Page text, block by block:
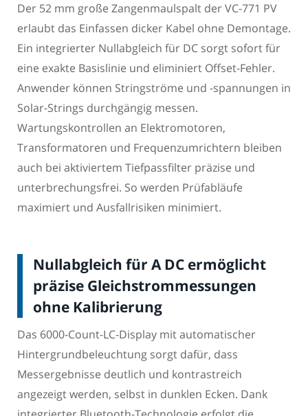
Der 52 mm große Zangenmaulspalt der VC-771 PV
erlaubt das Einfassen dicker Kabel ohne Demontage.
Ein integrierter Nullabgleich für DC sorgt sofort für
eine exakte Basislinie und eliminiert Offset-Fehler.
Anwender können Stringströme und -spannungen in
Solar-Strings durchgängig messen.
Wartungskontrollen an Elektromotoren,
Transformatoren und Frequenzumrichtern bleiben
auch bei aktiviertem Tiefpassfilter präzise und
unterbrechungsfrei. So werden Prüfabläufe
maximiert und Ausfallrisiken minimiert.
Nullabgleich für A DC ermöglicht
präzise Gleichstrommessungen
ohne Kalibrierung
Das 6000-Count-LC-Display mit automatischer
Hintergrundbeleuchtung sorgt dafür, dass
Messergebnisse deutlich und kontrastreich
angezeigt werden, selbst in dunklen Ecken. Dank